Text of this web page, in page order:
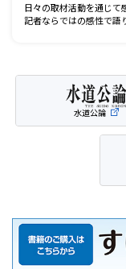
日々の取材活動を通じて
記者ならではの感性で語
水道公論